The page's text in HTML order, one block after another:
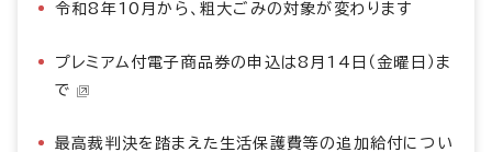
令和8年10月から、粗大ごみの対象が変わります
プレミアム付電子商品券の申込は8月14日（金曜日）ま
で
最高裁判決を踏まえた生活保護費等の追加給付につい